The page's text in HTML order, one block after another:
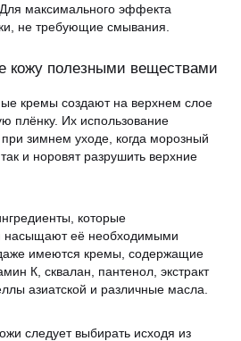
максимального эффекта
не требующие смывания.
кожу полезными веществами
кремы создают на верхнем слое
плёнку. Их использование
зимнем уходе, когда морозный
и норовят разрушить верхние
которые
насыщают её необходимыми
имеются кремы, содержащие
К, сквалан, пантенол, экстракт
азиатской и различные масла.
следует выбирать исходя из